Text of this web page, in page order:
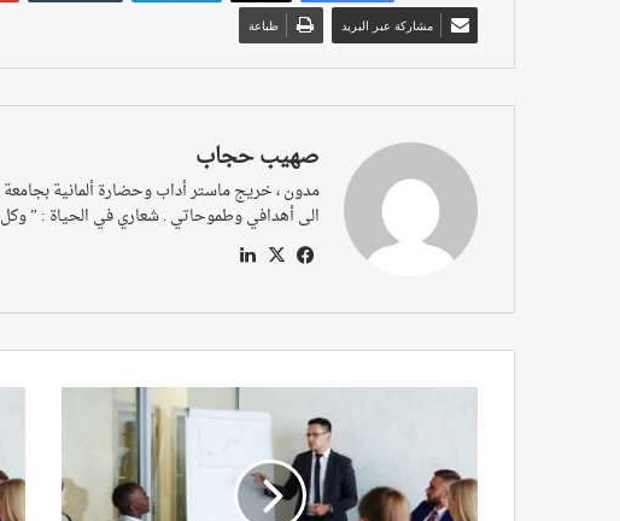
مشاركة عبر البريد طباعة
صهيب حجاب
مدون ، خريج ماستر أداب وحضارة ألمانية
الى أهدافي وطموحاتي . شعاري في الحياة : ”
فيسبوك
‫X